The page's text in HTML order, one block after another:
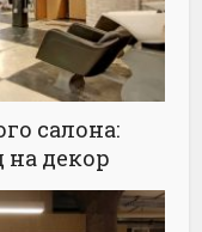
салона:
декор